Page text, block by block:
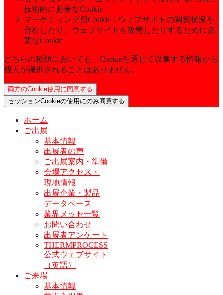
技術的に必要なCookie
マーケティング用Cookie：ウェブサイトの閲覧状況を
分析したり、ウェブサイトを改善したりするために必
要なCookie
どちらの種類においても、Cookieを通じて収集する情報から
個人が識別されることはありません。
両方のCookie使用に同意する
セッションCookieの使用にのみ同意する
ホーム
ご出展
基本情報
出展者の声
ご出展案内・準備
会場アクセス・
現地情報
出展企業・製品
データベース
業界メッセ一覧
お問い合わせ
出展者アンケート
THERMPROCESS
公式ウェブサイト
（英語）
ご来場
基本情報